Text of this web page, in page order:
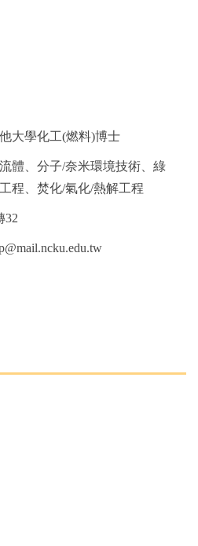
大學化工(燃料)博士
體、分子/奈米環境技術、綠
程、焚化/氣化/熱解工程
32